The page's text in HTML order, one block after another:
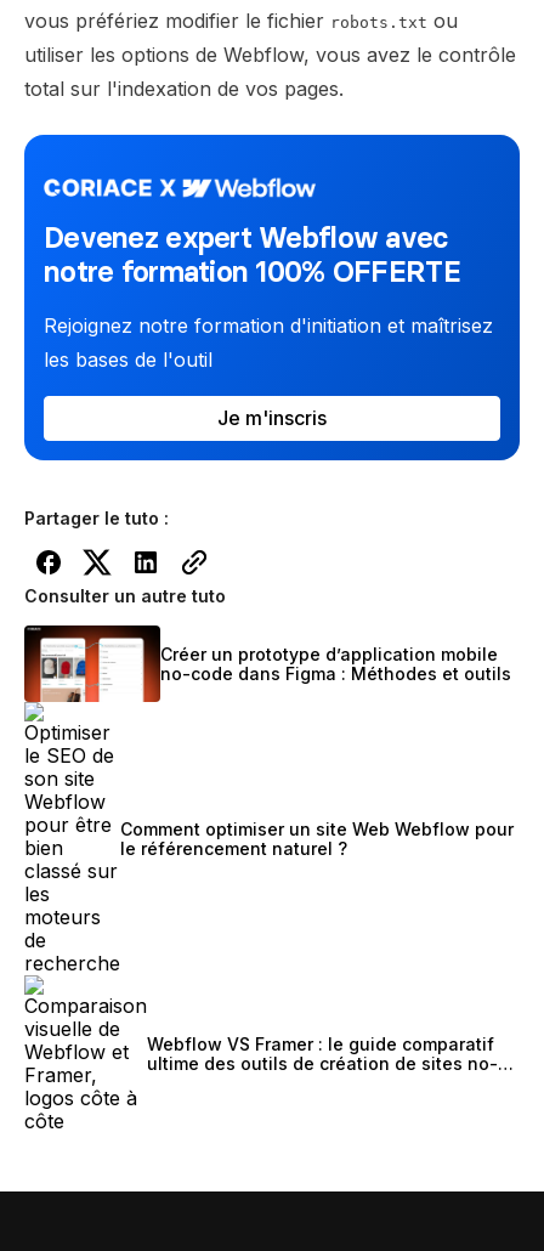
vous préfériez modifier le fichier robots.txt ou
utiliser les options de Webflow, vous avez le contrôle
total sur l'indexation de vos pages.
Devenez expert Webflow avec
notre formation 100% OFFERTE
Rejoignez notre formation d'initiation et maîtrisez
les bases de l'outil
Je m'inscris
Partager le tuto :
Consulter un autre tuto
Créer un prototype d’application mobile
no-code dans Figma : Méthodes et outils
Comment optimiser un site Web Webflow pour
le référencement naturel ?
Webflow VS Framer : le guide comparatif
ultime des outils de création de sites no-